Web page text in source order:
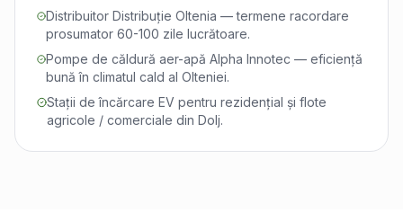
Distribuitor Distribuție Oltenia — termene racordare
prosumator 60-100 zile lucrătoare.
Pompe de căldură aer-apă Alpha Innotec — eficiență
bună în climatul cald al Olteniei.
Stații de încărcare EV pentru rezidențial și flote
agricole / comerciale din Dolj.